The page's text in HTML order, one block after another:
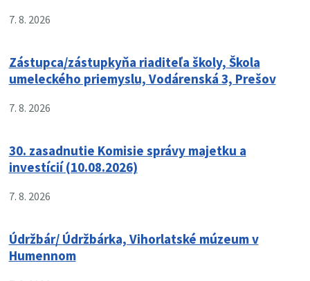
7. 8. 2026
Zástupca/zástupkyňa riaditeľa školy, Škola
umeleckého priemyslu, Vodárenská 3, Prešov
7. 8. 2026
30. zasadnutie Komisie správy majetku a
investícií (10.08.2026)
7. 8. 2026
Údržbár/ Údržbárka, Vihorlatské múzeum v
Humennom